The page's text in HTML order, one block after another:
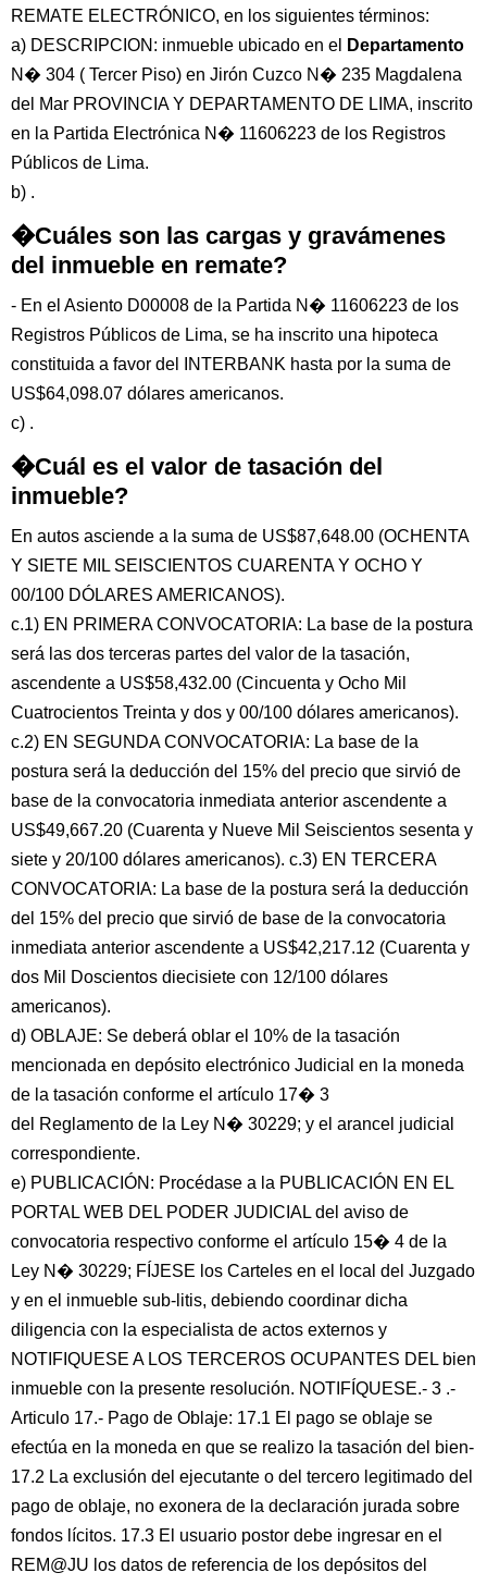
REMATE ELECTRÓNICO, en los siguientes términos:
a) DESCRIPCION: inmueble ubicado en el
Departamento
N� 304 ( Tercer Piso) en Jirón Cuzco N� 235 Magdalena
del Mar PROVINCIA Y DEPARTAMENTO DE LIMA, inscrito
en la Partida Electrónica N� 11606223 de los Registros
Públicos de Lima.
b) .
�Cuáles son las cargas y gravámenes
del inmueble en remate?
- En el Asiento D00008 de la Partida N� 11606223 de los
Registros Públicos de Lima, se ha inscrito una hipoteca
constituida a favor del INTERBANK hasta por la suma de
US$64,098.07 dólares americanos.
c) .
�Cuál es el valor de tasación del
inmueble?
En autos asciende a la suma de US$87,648.00 (OCHENTA
Y SIETE MIL SEISCIENTOS CUARENTA Y OCHO Y
00/100 DÓLARES AMERICANOS).
c.1) EN PRIMERA CONVOCATORIA: La base de la postura
será las dos terceras partes del valor de la tasación,
ascendente a US$58,432.00 (Cincuenta y Ocho Mil
Cuatrocientos Treinta y dos y 00/100 dólares americanos).
c.2) EN SEGUNDA CONVOCATORIA: La base de la
postura será la deducción del 15% del precio que sirvió de
base de la convocatoria inmediata anterior ascendente a
US$49,667.20 (Cuarenta y Nueve Mil Seiscientos sesenta y
siete y 20/100 dólares americanos). c.3) EN TERCERA
CONVOCATORIA: La base de la postura será la deducción
del 15% del precio que sirvió de base de la convocatoria
inmediata anterior ascendente a US$42,217.12 (Cuarenta y
dos Mil Doscientos diecisiete con 12/100 dólares
americanos).
d) OBLAJE: Se deberá oblar el 10% de la tasación
mencionada en depósito electrónico Judicial en la moneda
de la tasación conforme el artículo 17� 3
del Reglamento de la Ley N� 30229; y el arancel judicial
correspondiente.
e) PUBLICACIÓN: Procédase a la PUBLICACIÓN EN EL
PORTAL WEB DEL PODER JUDICIAL del aviso de
convocatoria respectivo conforme el artículo 15� 4 de la
Ley N� 30229; FÍJESE los Carteles en el local del Juzgado
y en el inmueble sub-litis, debiendo coordinar dicha
diligencia con la especialista de actos externos y
NOTIFIQUESE A LOS TERCEROS OCUPANTES DEL bien
inmueble con la presente resolución. NOTIFÍQUESE.- 3 .-
Articulo 17.- Pago de Oblaje: 17.1 El pago se oblaje se
efectúa en la moneda en que se realizo la tasación del bien-
17.2 La exclusión del ejecutante o del tercero legitimado del
pago de oblaje, no exonera de la declaración jurada sobre
fondos lícitos. 17.3 El usuario postor debe ingresar en el
REM@JU los datos de referencia de los depósitos del